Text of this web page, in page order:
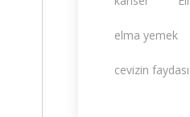
elma yemek
cevizin faydası